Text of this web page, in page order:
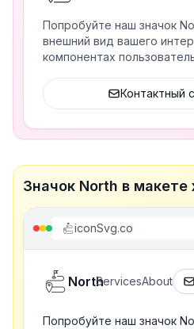
Попробуйте наш значок
внешний вид вашего
компонентах
Контактный
Значок North в макете
iconSvg.co
NorthServicesAbout
Попробуйте наш значок